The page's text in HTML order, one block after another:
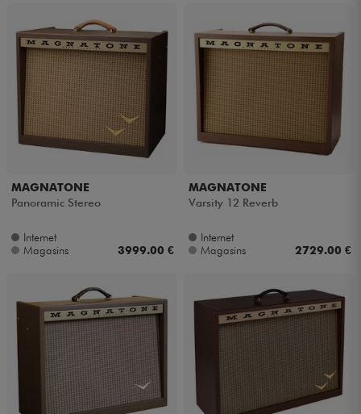
MAGNATONE
Panoramic Stereo
Internet
Magasins
3999.00 €
MAGNATONE
Varsity 12 Reverb
Internet
Magasins
2729.00 €